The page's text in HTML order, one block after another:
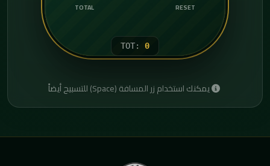
RESET
TOTAL
TOT: 0
يمكنك استخدام زر المسافة (Space) للتسبيح أيضاً